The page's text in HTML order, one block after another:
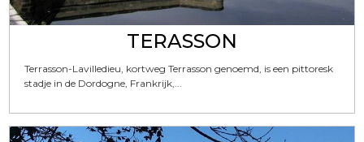
TERASSON
Terrasson-Lavilledieu, kortweg Terrasson genoemd, is een pittoresk
stadje in de Dordogne, Frankrijk,...